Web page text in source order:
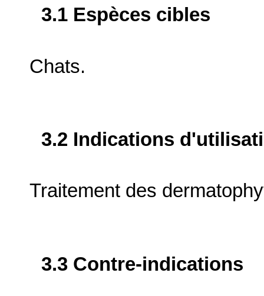
3.1 Espèces cibles
Chats.
3.2 Indications
Traitement des
3.3 Contre-indications